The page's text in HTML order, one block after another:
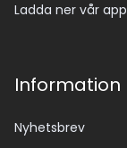
Ladda ner vår app
Information
Nyhetsbrev